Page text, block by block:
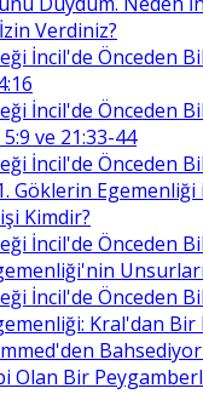
Verdiniz?
İncil'de Önceden
İncil'de Önceden
ve 21:33-44
İncil'de Önceden
Göklerin
Kimdir?
İncil'de Önceden
İncil'de Önceden
Kral'dan Bir
Bahsediyor
Olan Bir